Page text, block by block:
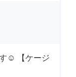
☺︎ 【ケージ